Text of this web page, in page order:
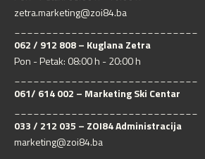
zetra.marketing@zoi84.ba
062 / 912 808 – Kuglana Zetra
Pon - Petak: 08:00 h - 20:00 h
061/ 614 002 – Marketing Ski Centar
033 / 212 035 – ZOI84 Administracija
marketing@zoi84.ba